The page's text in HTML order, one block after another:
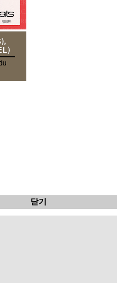
닫기